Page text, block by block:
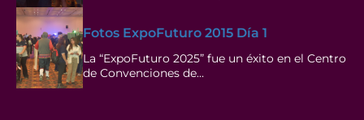
Fotos ExpoFuturo 2015 Día 1
La “ExpoFuturo 2025” fue un éxito en el Centro
de Convenciones de…